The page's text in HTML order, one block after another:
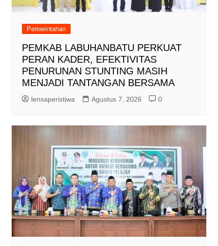
Pemerintahan
PEMKAB LABUHANBATU PERKUAT
PERAN KADER, EFEKTIVITAS
PENURUNAN STUNTING MASIH
MENJADI TANTANGAN BERSAMA
lensaperistiwa Agustus 7, 2026 0